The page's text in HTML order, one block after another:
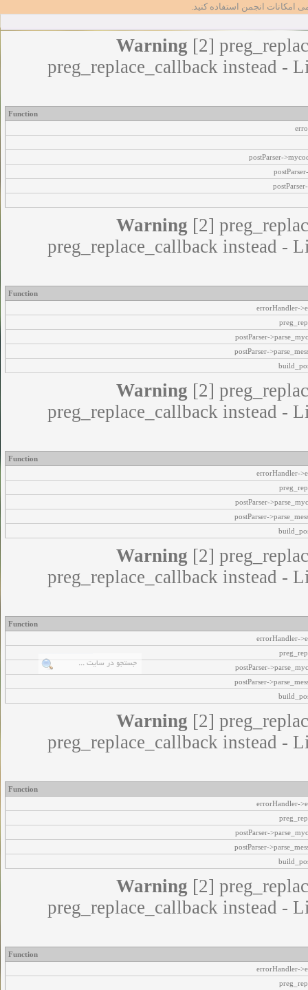
امکانات انجمن استفاده کنید.
Warning [2]
preg_replace_callback instead -
Function
postParser-
Warning [2]
preg_replace_callback instead -
Function
errorHandler-
postParser-
postParser-
Warning [2]
preg_replace_callback instead -
Function
errorHandler-
postParser-
postParser-
Warning [2]
preg_replace_callback instead -
Function
errorHandler-
postParser-
postParser-
Warning [2]
preg_replace_callback instead -
Function
errorHandler-
postParser-
postParser-
Warning [2]
preg_replace_callback instead -
Function
errorHandler-